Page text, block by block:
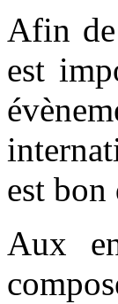
Afin
est
est
Aux